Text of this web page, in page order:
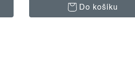
Do košíku